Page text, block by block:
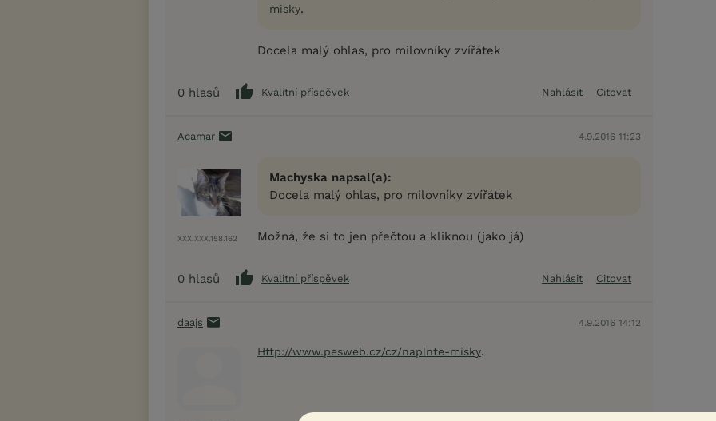
misky.
Docela malý ohlas, pro milovníky zvířátek
0 hlasů Kvalitní příspěvek Nahlásit Citovat
Acamar 4.9.2016 11:23
XXX.XXX.158.162
Machyska napsal(a):
Docela malý ohlas, pro milovníky zvířátek
Možná, že si to jen přečtou a kliknou (jako já)
0 hlasů Kvalitní příspěvek Nahlásit Citovat
daajs 4.9.2016 14:12
Http://www.pesweb.cz/cz/naplnte-misky.